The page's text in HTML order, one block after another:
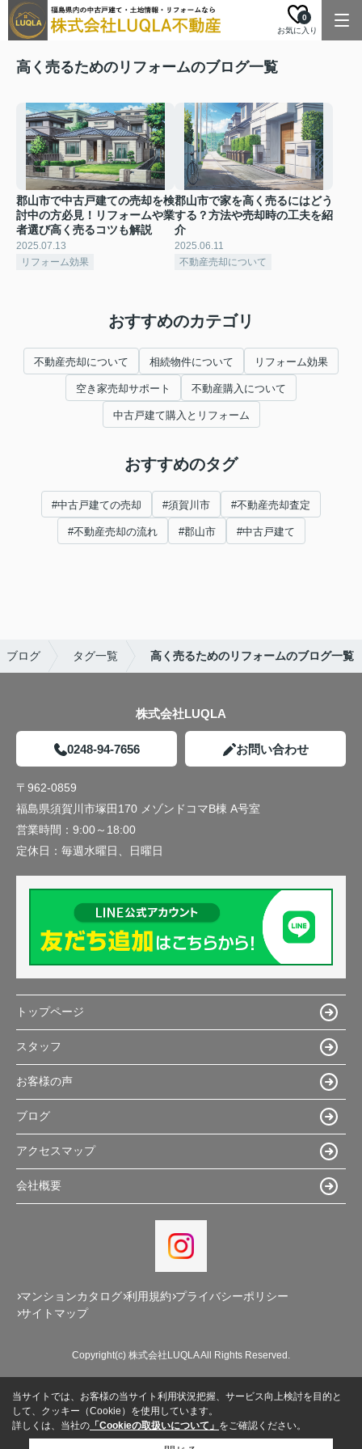
お気に入り
0
高く売るためのリフォームのブログ一覧
郡山市で中古戸建ての売却を検
討中の方必見！リフォームや業
者選び高く売るコツも解説
2025.07.13
リフォーム効果
郡山市で家を高く売るにはどう
する？方法や売却時の工夫を紹
介
2025.06.11
不動産売却について
おすすめのカテゴリ
不動産売却について 相続物件について リフォーム効果
空き家売却サポート 不動産購入について
中古戸建て購入とリフォーム
おすすめのタグ
#中古戸建ての売却 #須賀川市 #不動産売却査定
#不動産売却の流れ #郡山市 #中古戸建て
ブログ タグ一覧 高く売るためのリフォームのブログ一覧
株式会社LUQLA
0248-94-7656 お問い合わせ
〒962-0859
福島県須賀川市塚田170 メゾンドコマB棟 A号室
営業時間： 9:00～18:00
定休日： 毎週水曜日、日曜日
トップページ
スタッフ
お客様の声
ブログ
アクセスマップ
会社概要
マンションカタログ 利用規約 プライバシーポリシー
サイトマップ
Copyright(c) 株式会社LUQLA All Rights Reserved.
当サイトでは、お客様の当サイト利用状況把握、サービス向上検討を目的と
して、クッキー（Cookie）を使用しています。
詳しくは、当社の 「Cookieの取扱いについて」 をご確認ください。